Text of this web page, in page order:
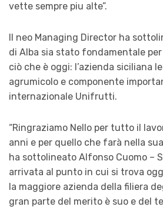
vette sempre piu alte”.
Il neo Managing Director ha
di Alba sia stato fondamentale
ciò che è oggi: l’azienda siciliana
agrumicolo e componente
internazionale Unifrutti.
“Ringraziamo Nello per tutto il
anni e per quello che farà nella
ha sottolineato Alfonso Cuomo –
arrivata al punto in cui si trova
la maggiore azienda della filiera
gran parte del merito è suo e del